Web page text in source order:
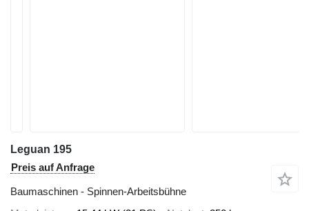
Leguan 195
Preis auf Anfrage
Baumaschinen - Spinnen-Arbeitsbühne